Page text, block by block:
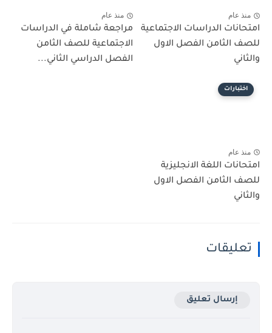
منذ عام
امتحانات الدراسات الاجتماعية
للصف الثامن الفصل الاول
والثاني
منذ عام
مراجعة شاملة في الدراسات
الاجتماعية للصف الثامن
الفصل الدراسي الثاني...
اختبارات
منذ عام
امتحانات اللغة الانجليزية
للصف الثامن الفصل الاول
والثاني
تعليقات
إرسال تعليق